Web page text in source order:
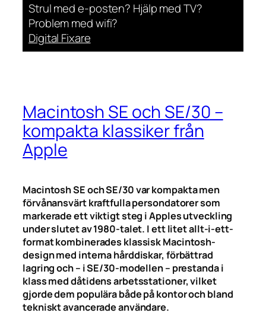
Strul med e-posten? Hjälp med TV?
Problem med wifi?
Digital Fixare
Macintosh SE och SE/30 –
kompakta klassiker från
Apple
Macintosh SE och SE/30 var kompakta men
förvånansvärt kraftfulla persondatorer som
markerade ett viktigt steg i Apples utveckling
under slutet av 1980-talet. I ett litet allt-i-ett-
format kombinerades klassisk Macintosh-
design med interna hårddiskar, förbättrad
lagring och – i SE/30-modellen – prestanda i
klass med dåtidens arbetsstationer, vilket
gjorde dem populära både på kontor och bland
tekniskt avancerade användare.